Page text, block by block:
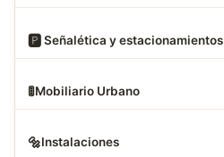
🅿️ Señalética y estacionamientos
🚦Mobiliario Urbano
🔩Instalaciones